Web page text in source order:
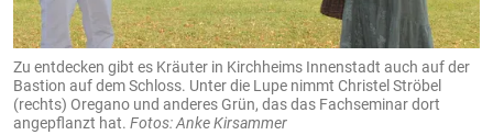
Zu entdecken gibt es Kräuter in Kirchheims Innenstadt auch auf der
Bastion auf dem Schloss. Unter die Lupe nimmt Christel Ströbel
(rechts) Oregano und anderes Grün, das das Fachseminar dort
angepflanzt hat. Fotos: Anke Kirsammer